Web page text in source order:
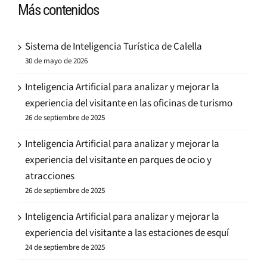
Más contenidos
Sistema de Inteligencia Turística de Calella
30 de mayo de 2026
Inteligencia Artificial para analizar y mejorar la
experiencia del visitante en las oficinas de turismo
26 de septiembre de 2025
Inteligencia Artificial para analizar y mejorar la
experiencia del visitante en parques de ocio y
atracciones
26 de septiembre de 2025
Inteligencia Artificial para analizar y mejorar la
experiencia del visitante a las estaciones de esquí
24 de septiembre de 2025